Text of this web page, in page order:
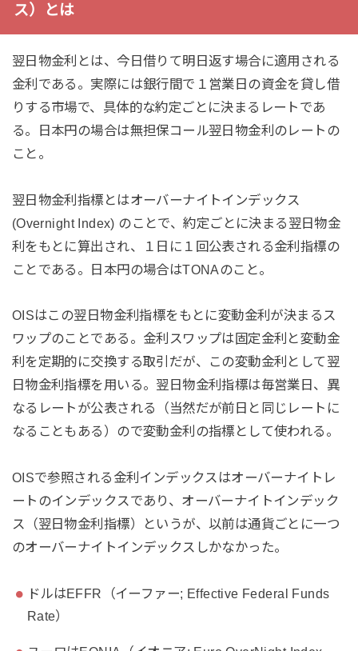
ス）とは
翌日物金利とは、今日借りて明日返す場合に適用される
金利である。実際には銀行間で１営業日の資金を貸し借
りする市場で、具体的な約定ごとに決まるレートであ
る。日本円の場合は無担保コール翌日物金利のレートの
こと。
翌日物金利指標とはオーバーナイトインデックス
(Overnight Index) のことで、約定ごとに決まる翌日物金
利をもとに算出され、１日に１回公表される金利指標の
ことである。日本円の場合はTONAのこと。
OISはこの翌日物金利指標をもとに変動金利が決まるス
ワップのことである。金利スワップは固定金利と変動金
利を定期的に交換する取引だが、この変動金利として翌
日物金利指標を用いる。翌日物金利指標は毎営業日、異
なるレートが公表される（当然だが前日と同じレートに
なることもある）ので変動金利の指標として使われる。
OISで参照される金利インデックスはオーバーナイトレ
ートのインデックスであり、オーバーナイトインデック
ス（翌日物金利指標）というが、以前は通貨ごとに一つ
のオーバーナイトインデックスしかなかった。
ドルはEFFR（イーファー; Effective Federal Funds
Rate）